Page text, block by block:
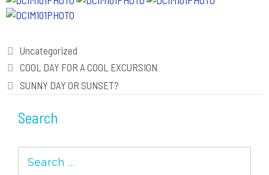
Categories
Uncategorized
Post
navigation
COOL DAY FOR A COOL EXCURSION
SUNNY DAY OR SUNSET?
Search
for: